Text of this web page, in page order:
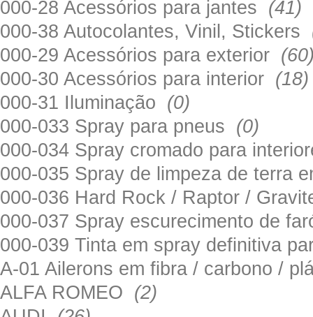
000-28 Acessórios para jantes (41)
000-38 Autocolantes, Vinil, Stickers
000-29 Acessórios para exterior
000-30 Acessórios para interior (18)
000-31 Iluminação (0)
000-033 Spray para pneus (0)
000-034 Spray cromado para
000-035 Spray de limpeza de terra
000-036 Hard Rock / Raptor /
000-037 Spray escurecimento de
000-039 Tinta em spray definitiva
A-01 Ailerons em fibra / carbono /
ALFA ROMEO (2)